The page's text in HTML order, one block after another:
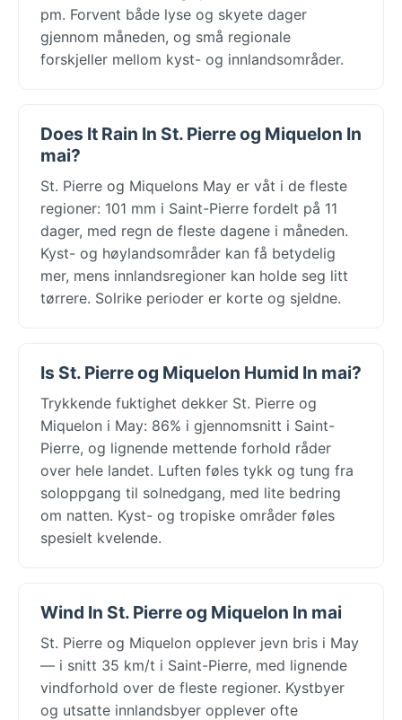
pm. Forvent både lyse og skyete dager
gjennom måneden, og små regionale
forskjeller mellom kyst- og innlandsområder.
Does It Rain In St. Pierre og Miquelon In
mai?
St. Pierre og Miquelons May er våt i de fleste
regioner: 101 mm i Saint-Pierre fordelt på 11
dager, med regn de fleste dagene i måneden.
Kyst- og høylandsområder kan få betydelig
mer, mens innlandsregioner kan holde seg litt
tørrere. Solrike perioder er korte og sjeldne.
Is St. Pierre og Miquelon Humid In mai?
Trykkende fuktighet dekker St. Pierre og
Miquelon i May: 86% i gjennomsnitt i Saint-
Pierre, og lignende mettende forhold råder
over hele landet. Luften føles tykk og tung fra
soloppgang til solnedgang, med lite bedring
om natten. Kyst- og tropiske områder føles
spesielt kvelende.
Wind In St. Pierre og Miquelon In mai
St. Pierre og Miquelon opplever jevn bris i May
— i snitt 35 km/t i Saint-Pierre, med lignende
vindforhold over de fleste regioner. Kystbyer
og utsatte innlandsbyer opplever ofte